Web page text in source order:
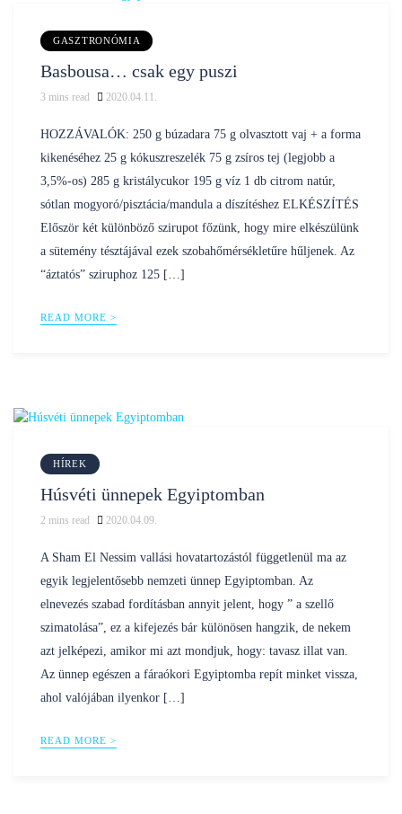
GASZTRONÓMIA
Basbousa… csak egy puszi
3 mins read
2020.04.11.
by
HOZZÁVALÓK: 250 g búzadara 75 g olvasztott vaj + a forma
kikenéséhez 25 g kókuszreszelék 75 g zsíros tej (legjobb a
3,5%-os) 285 g kristálycukor 195 g víz 1 db citrom natúr,
sótlan mogyoró/pisztácia/mandula a díszítéshez ELKÉSZÍTÉS
Először két különböző szirupot főzünk, hogy mire elkészülünk
a sütemény tésztájával ezek szobahőmérsékletűre hűljenek. Az
“áztatós” sziruphoz 125 […]
READ MORE >
HÍREK
Húsvéti ünnepek Egyiptomban
2 mins read
2020.04.09.
by
A Sham El Nessim vallási hovatartozástól függetlenül ma az
egyik legjelentősebb nemzeti ünnep Egyiptomban. Az
elnevezés szabad fordításban annyit jelent, hogy ” a szellő
szimatolása”, ez a kifejezés bár különösen hangzik, de nekem
azt jelképezi, amikor mi azt mondjuk, hogy: tavasz illat van.
Az ünnep egészen a fáraókori Egyiptomba repít minket vissza,
ahol valójában ilyenkor […]
READ MORE >